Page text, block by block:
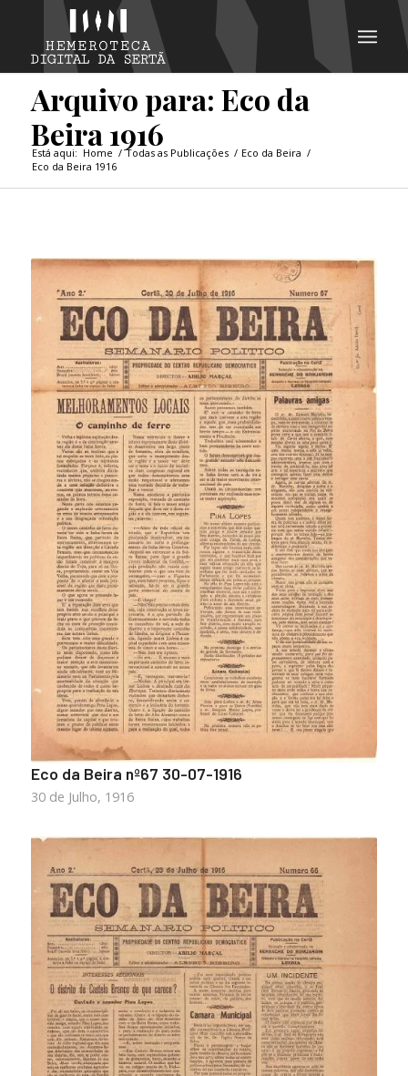
Arquivo para: Eco da
Beira 1916
Está aqui: Home / Todas as Publicações / Eco da Beira /
Eco da Beira 1916
Eco da Beira nº67 30-07-1916
30 de Julho, 1916